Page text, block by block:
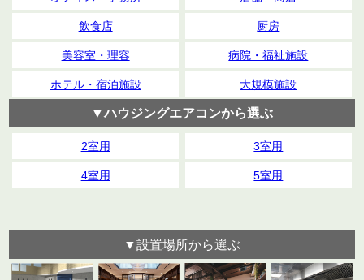
飲食店 厨房
美容室・理容 病院・福祉施設
ホテル・宿泊施設 大規模施設
▼ハウジングエアコンから選ぶ
2室用 3室用
4室用 5室用
▼設置場所から選ぶ